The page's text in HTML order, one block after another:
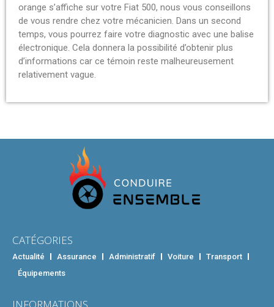
orange s’affiche sur votre Fiat 500, nous vous conseillons
de vous rendre chez votre mécanicien. Dans un second
temps, vous pourrez faire votre diagnostic avec une balise
électronique. Cela donnera la possibilité d’obtenir plus
d’informations car ce témoin reste malheureusement
relativement vague.
CATÉGORIES
Actualité Assurance Administratif Voiture
Transport
Équipements